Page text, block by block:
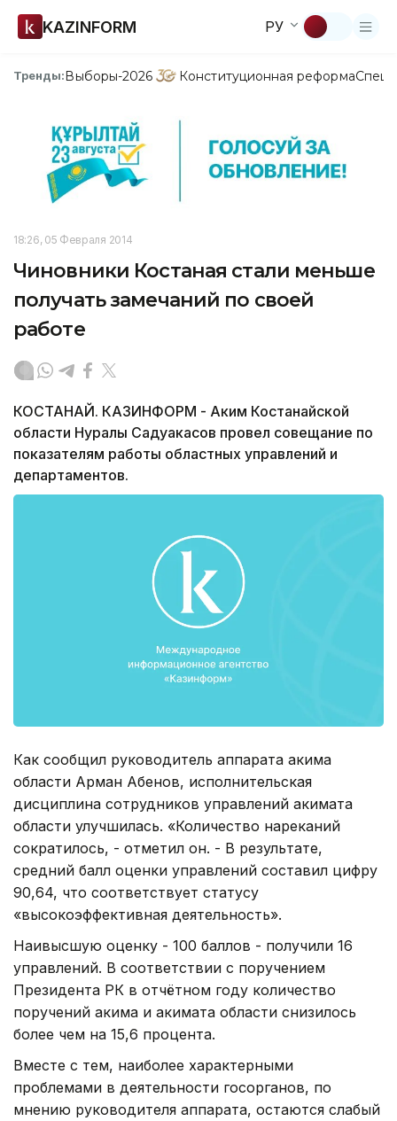
KAZINFORM РУ
Тренды:Выборы-2026 Конституционная реформа
18:26, 05 Февраля 2014
Чиновники Костаная стали меньше
получать замечаний по своей
работе
КОСТАНАЙ. КАЗИНФОРМ - Аким Костанайской
области Нуралы Садуакасов провел совещание по
показателям работы областных управлений и
департаментов.
Как сообщил руководитель аппарата акима
области Арман Абенов, исполнительская
дисциплина сотрудников управлений акимата
области улучшилась. «Количество нареканий
сократилось, - отметил он. - В результате,
средний балл оценки управлений составил цифру
90,64, что соответствует статусу
«высокоэффективная деятельность».
Наивысшую оценку - 100 баллов - получили 16
управлений. В соответствии с поручением
Президента РК в отчётном году количество
поручений акима и акимата области снизилось
более чем на 15,6 процента.
Вместе с тем, наиболее характерными
проблемами в деятельности госорганов, по
мнению руководителя аппарата, остаются слабый